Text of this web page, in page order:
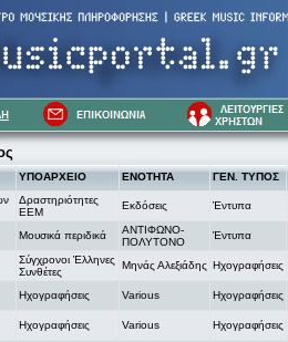
ΥΠΟΑΡΧΕΙΟ ΕΝΟΤΗΤΑ ΓΕΝ. ΤΥΠΟΣ
Δραστηριότητες
ΕΕΜ
Εκδόσεις Έντυπα
Μουσικά περιδικά
ΑΝΤΙΦΩΝΟ-
ΠΟΛΥΤΟΝΟ
Έντυπα
Σύγχρονοι Έλληνες
Συνθέτες
Μηνάς Αλεξιάδης Ηχογραφήσεις
Ηχογραφήσεις Various Ηχογραφήσεις
Ηχογραφήσεις Various Ηχογραφήσεις